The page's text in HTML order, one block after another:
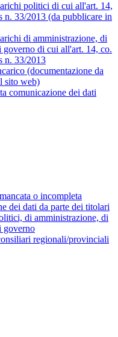
politici di cui all'art. 14,
n. 33/2013 (da pubblicare in
di amministrazione, di
governo di cui all'art. 14, co.
n. 33/2013
(documentazione da
sito web)
comunicazione dei dati
o incompleta
dei dati da parte dei titolari
di amministrazione, di
governo
regionali/provinciali